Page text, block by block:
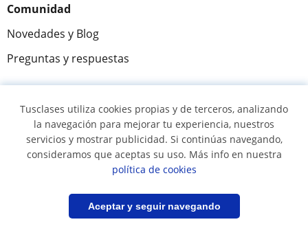
Guardar búsqueda
Comunidad
Novedades y Blog
Preguntas y respuestas
Fantástica★★★★★ 9,5/10
305915opiniones de alumnos
© 2007 - 2026 Tusclases.co
Tusclases utiliza cookies propias y de terceros, analizando
la navegación para mejorar tu experiencia, nuestros
servicios y mostrar publicidad. Si continúas navegando,
consideramos que aceptas su uso. Más info en nuestra
política de cookies
Aceptar y seguir navegando